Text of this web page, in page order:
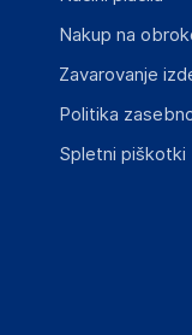
na embalaži
Nakup na
Zavarovanje
Politika
Spletni piškotki